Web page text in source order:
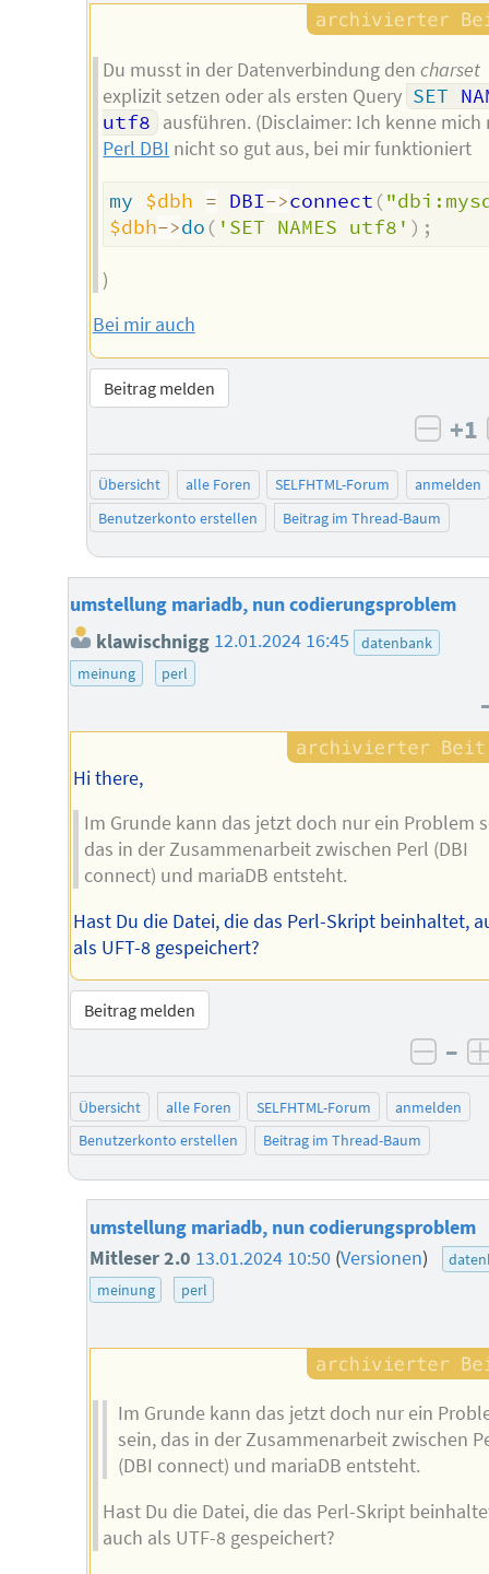
Du musst in der Datenverbindung dencharset
explizit setzen oder als ersten Query SET
utf8 ausführen. (Disclaimer: Ich kenne mich
Perl DBI nicht so gut aus, bei mir funktioniert
my $dbh = DBI->connect (
$dbh->do ( 'SET NAMES utf8' ) ;
)
Bei mir auch
Beitrag melden
+1
Übersicht alle Foren SELFHTML-Forum
anmelden
Benutzerkonto erstellen
Beitrag im Thread-Baum
umstellung mariadb, nun codierungsproblem
klawischnigg 12.01.2024 16:45
datenbank
meinung
perl
Hi there,
Im Grunde kann das jetzt doch nur ein Problem
das in der Zusammenarbeit zwischen Perl (DBI
connect) und mariaDB entsteht.
Hast Du die Datei, die das Perl-Skript beinhaltet,
als UFT-8 gespeichert?
Beitrag melden
–
Übersicht alle Foren SELFHTML-Forum
anmelden
Benutzerkonto erstellen
Beitrag im Thread-Baum
umstellung mariadb, nun codierungsproblem
Mitleser 2.0 13.01.2024 10:50 (Versionen)
meinung
perl
Im Grunde kann das jetzt doch nur ein
sein, das in der Zusammenarbeit zwischen
(DBI connect) und mariaDB entsteht.
Hast Du die Datei, die das Perl-Skript
auch als UTF-8 gespeichert?